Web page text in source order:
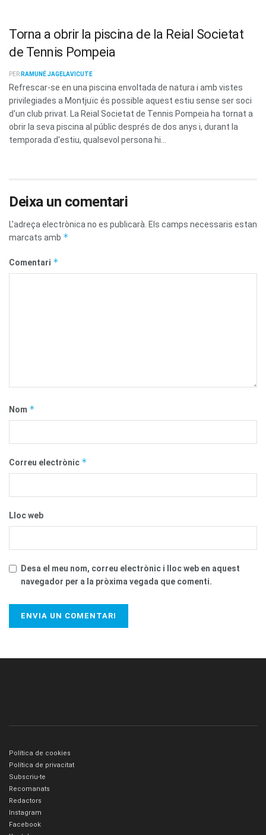
Torna a obrir la piscina de la Reial Societat
de Tennis Pompeia
PER RAMUNÉ JAGELAVICUTE
Refrescar-se en una piscina envoltada de natura i amb vistes
privilegiades a Montjuïc és possible aquest estiu sense ser soci
d'un club privat. La Reial Societat de Tennis Pompeia ha tornat a
obrir la seva piscina al públic després de dos anys i, durant la
temporada d'estiu, qualsevol persona hi...
Deixa un comentari
L'adreça electrònica no es publicarà. Els camps necessaris estan
marcats amb *
Comentari *
Nom *
Correu electrònic *
Lloc web
Desa el meu nom, correu electrònic i lloc web en aquest
navegador per a la pròxima vegada que comenti.
Política de cookies
Política de privacitat
Subscriu-te
Recomanats
Redactors
Instagram
Facebook